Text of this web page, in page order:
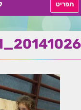
תפריט
לתוכן
20141026_174521